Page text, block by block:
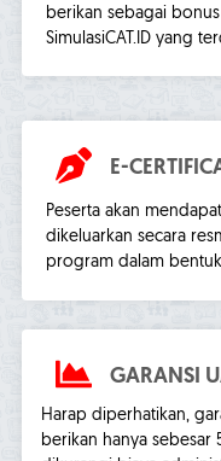
berikan sebagai
SimulasiCAT.ID yang
E-
Peserta akan
dikeluarkan secara
program dalam bentuk
GARANSI
Harap diperhatikan,
berikan hanya sebesar